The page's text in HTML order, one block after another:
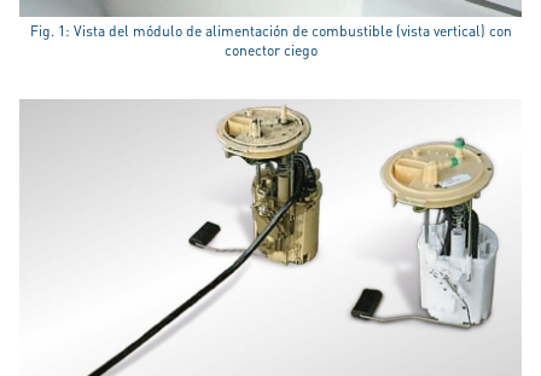
Fig. 1: Vista del módulo de alimentación de combustible (vista vertical) con
conector ciego